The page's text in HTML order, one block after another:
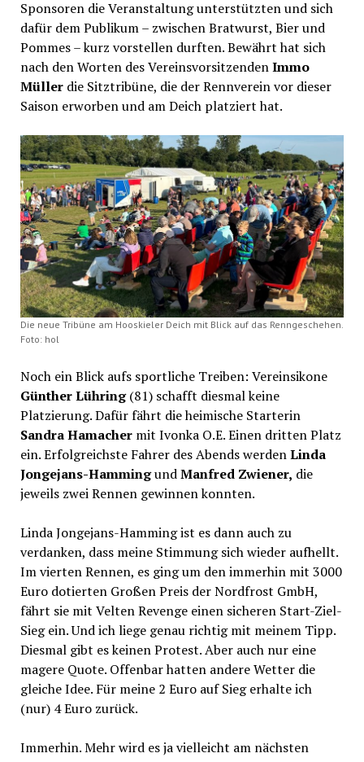
Sponsoren die Veranstaltung unterstützten und sich
dafür dem Publikum – zwischen Bratwurst, Bier und
Pommes – kurz vorstellen durften. Bewährt hat sich
nach den Worten des VereinsvorsitzendenImmo
Müller die Sitztribüne, die der Rennverein vor dieser
Saison erworben und am Deich platziert hat.
Die neue Tribüne am Hooskieler Deich mit Blick auf das Renngeschehen.
Foto: hol
Noch ein Blick aufs sportliche Treiben: Vereinsikone
Günther Lühring(81) schafft diesmal keine
Platzierung. Dafür fährt die heimische Starterin
Sandra Hamachermit Ivonka O.E. Einen dritten Platz
ein. Erfolgreichste Fahrer des Abends werdenLinda
Jongejans-HammingundManfred Zwiener, die
jeweils zwei Rennen gewinnen konnten.
Linda Jongejans-Hamming ist es dann auch zu
verdanken, dass meine Stimmung sich wieder aufhellt.
Im vierten Rennen, es ging um den immerhin mit 3000
Euro dotierten Großen Preis der Nordfrost GmbH,
fährt sie mit Velten Revenge einen sicheren Start-Ziel-
Sieg ein. Und ich liege genau richtig mit meinem Tipp.
Diesmal gibt es keinen Protest. Aber auch nur eine
magere Quote. Offenbar hatten andere Wetter die
gleiche Idee. Für meine 2 Euro auf Sieg erhalte ich
(nur) 4 Euro zurück.
Immerhin. Mehr wird es ja vielleicht am nächsten